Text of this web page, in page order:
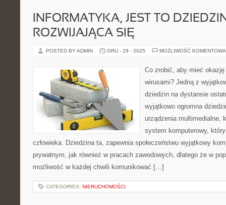
INFORMATYKA, JEST TO
ROZWIJAJĄCA SIĘ
POSTED BY ADMIN GRU - 29 - 2025 MOŻLIWOŚĆ
Co zrobić, aby mieć
wirusami? Jedną z
dziedzin na dystansie
wyjątkowo ogromna
urządzenia multimedialne,
system komputerowy,
człowieka. Dziedzina ta, zapewnia społeczeństwu wyjątkowy
prywatnym, jak również w pracach zawodowych, dlatego że w
możliwość w każdej chwili komunikować […]
CATEGORIES: NIERUCHOMOŚCI